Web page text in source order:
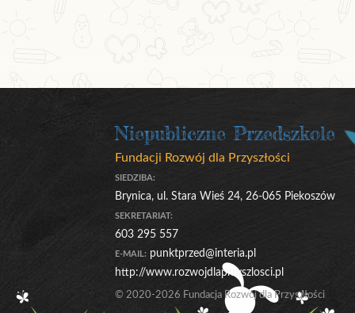
Niepubliczne Przedszkole
Fundacji Rozwój dla Przyszłości
SIEDZIBA:
Brynica, ul. Stara Wieś 24, 26-065 Piekoszów
SEKRETARIAT:
603 295 557
E-MAIL: punktprzed@interia.pl
http://www.rozwojdlaprzyszlosci.pl
© 2020-2026 Fundacja Rozwój dla Przyszłości